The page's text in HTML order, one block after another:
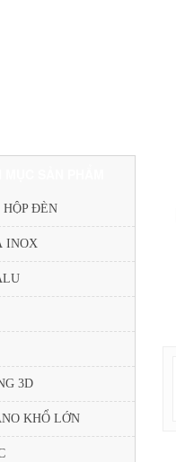
ĐÈN
INOX
3D
KHỔ LỚN